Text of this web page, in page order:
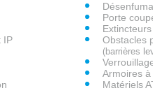
IP
Porte
Extincteurs
Obstacles
(barrières
Armoires à
Matériels